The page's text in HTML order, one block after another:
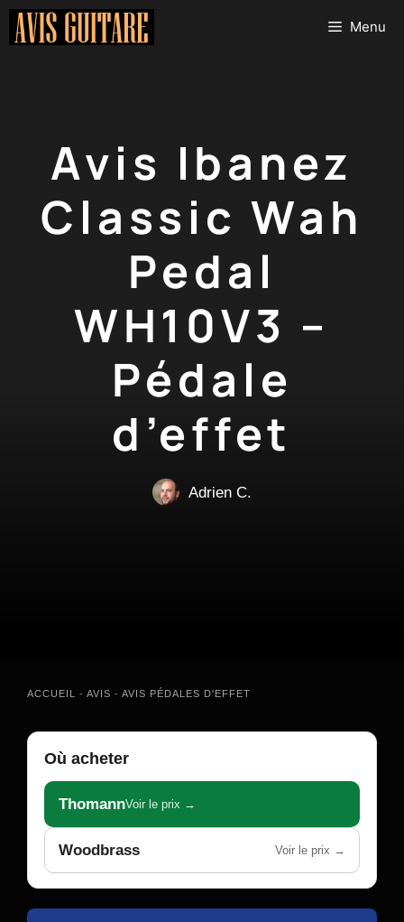
Aller
Menu
Avis Ibanez
Classic Wah
Pedal
WH10V3 –
Pédale
d’effet
Adrien C.
ACCUEIL - AVIS - AVIS PÉDALES D'EFFET
Où acheter
ThomannVoir le prix →
Woodbrass Voir le prix →